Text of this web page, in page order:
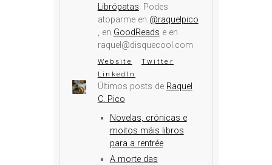
Librópatas. Podes
atoparme en @raquelpico
, en GoodReads e en
raquel@disquecool.com
Website
Twitter
LinkedIn
Últimos posts de Raquel
C. Pico
Novelas, crónicas e
moitos máis libros
para a rentrée
A morte das